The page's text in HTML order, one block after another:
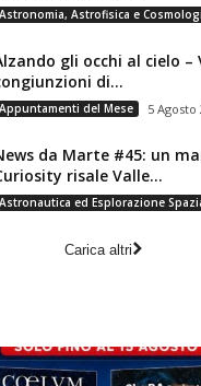
Astronomia, Astrofisica e
gli occhi al cielo –
di...
Appuntamenti del Mese 5 Agosto
da Marte #45: un
risale Valle...
Astronautica ed Esplorazione
Carica altri